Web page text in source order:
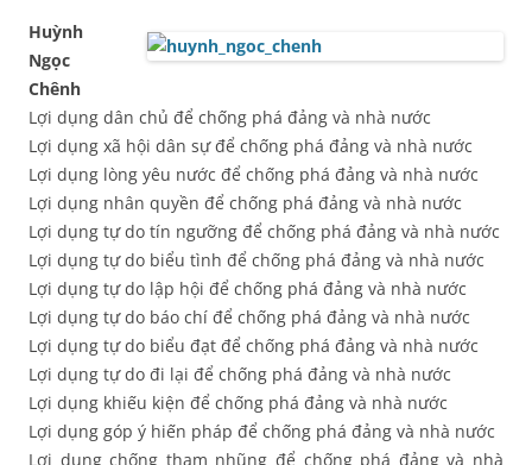
Huỳnh
Ngọc
Chênh
Lợi dụng dân chủ để chống phá đảng và nhà nước
Lợi dụng xã hội dân sự để chống phá đảng và nhà nước
Lợi dụng lòng yêu nước để chống phá đảng và nhà nước
Lợi dụng nhân quyền để chống phá đảng và nhà nước
Lợi dụng tự do tín ngưỡng để chống phá đảng và nhà nước
Lợi dụng tự do biểu tình để chống phá đảng và nhà nước
Lợi dụng tự do lập hội để chống phá đảng và nhà nước
Lợi dụng tự do báo chí để chống phá đảng và nhà nước
Lợi dụng tự do biểu đạt để chống phá đảng và nhà nước
Lợi dụng tự do đi lại để chống phá đảng và nhà nước
Lợi dụng khiếu kiện để chống phá đảng và nhà nước
Lợi dụng góp ý hiến pháp để chống phá đảng và nhà nước
Lợi dụng chống tham nhũng để chống phá đảng và nhà